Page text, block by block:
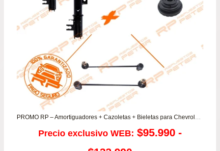
Precio exclusivo WEB: $95.990 -